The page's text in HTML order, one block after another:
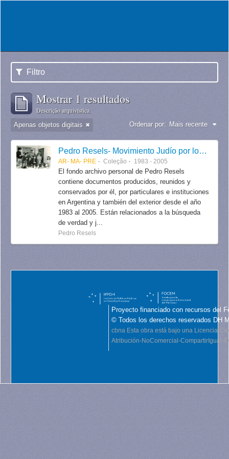
Filtro
Mostrar 1 resultados
Descrição arquivística
Apenas objetos digitais Ordenar por: Mais recente
Pedro Resels- Movimiento Judío por los Derechos Humanos
AR- MA- PRE Coleção 1983 - 2005
El fondo archivo personal de Pedro Resels
contiene documentos producidos, reunidos y
conservados por él, por particulares e instituciones
en Argentina y también del exterior desde el año
1983 al 2005. Están relacionados a la búsqueda
de verdad y j...
Pedro Resels
Proyecto financiado con recursos del
© Todos los derechos reservados DH
cbna Esta obra está bajo una Licencia
Atribución-NoComercial-CompartirIgual